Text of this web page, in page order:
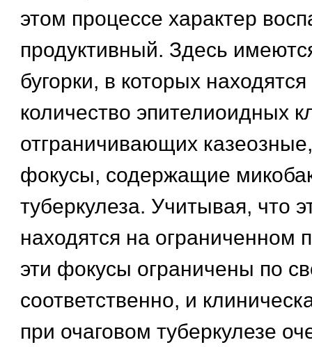
этом процессе характер
продуктивный. Здесь
бугорки, в которых
количество эпителиоидных
отграничивающих
фокусы, содержащие
туберкулеза. Учитывая, что
находятся на ограниченном
эти фокусы ограничены по
соответственно, и
при очаговом туберкулезе